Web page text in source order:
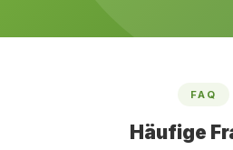
FAQ
Häufige